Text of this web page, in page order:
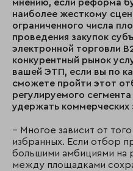
мнению, если реформа
наиболее жесткому
ограниченного числа
проведения закупок
электронной торговли B
конкурентный рынок
вашей ЭТП, если вы по
сможете пройти этот
регулируемого
удержать коммерческих
– Многое зависит от
избранных. Если отбор
большими амбициями на
между площадками